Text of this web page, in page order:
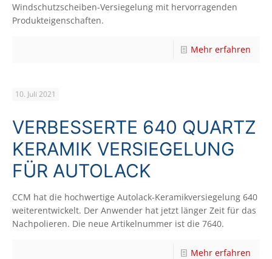
Windschutzscheiben-Versiegelung mit hervorragenden
Produkteigenschaften.
Mehr erfahren
10. Juli 2021
VERBESSERTE 640 QUARTZ
KERAMIK VERSIEGELUNG
FÜR AUTOLACK
CCM hat die hochwertige Autolack-Keramikversiegelung 640
weiterentwickelt. Der Anwender hat jetzt länger Zeit für das
Nachpolieren. Die neue Artikelnummer ist die 7640.
Mehr erfahren